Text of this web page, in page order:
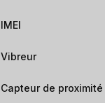
IMEI
Vibreur
Capteur de proximité